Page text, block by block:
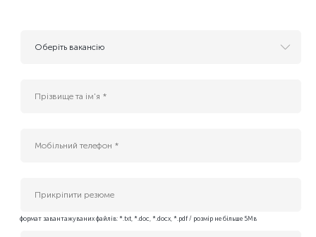
Оберіть вакансію
Platform Tech Lead
Інженер безпеки платформних застосунків
Прикріпити резюме
формат завантажуваних файлів: *.txt, *.doc, *.docx, *.pdf / розмір не більше 5Мв